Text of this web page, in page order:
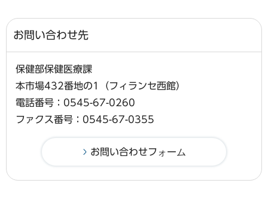
お問い合わせ先
保健部保健医療課
本市場432番地の1（フィランセ西館）
電話番号：0545-67-0260
ファクス番号：0545-67-0355